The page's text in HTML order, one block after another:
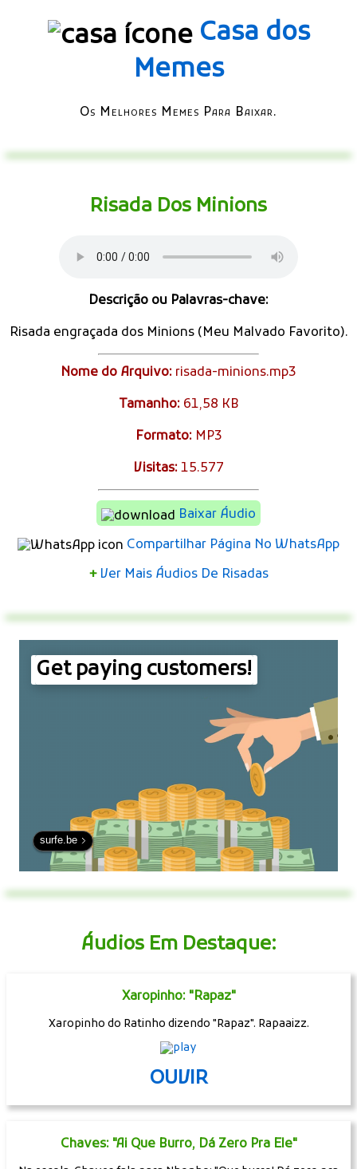
Casa dos
Memes
Os Melhores Memes Para Baixar.
Risada Dos Minions
Descrição ou Palavras-chave:
Risada engraçada dos Minions (Meu Malvado Favorito).
Nome do Arquivo: risada-minions.mp3
Tamanho:61,58 KB
Formato:MP3
Visitas:15.577
Baixar Áudio
Compartilhar Página No WhatsApp
+ Ver Mais Áudios De Risadas
Get paying customers!
surfe.be
Áudios Em Destaque:
Xaropinho: "Rapaz"
Xaropinho do Ratinho dizendo "Rapaz". Rapaaizz.
OUVIR
Chaves: "Ai Que Burro, Dá Zero Pra Ele"